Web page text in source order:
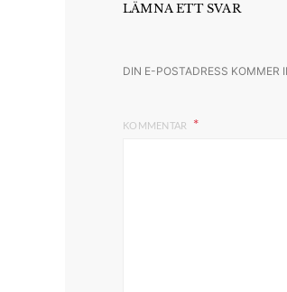
LÄMNA ETT SVAR
DIN E-POSTADRESS KOMMER
KOMMENTAR